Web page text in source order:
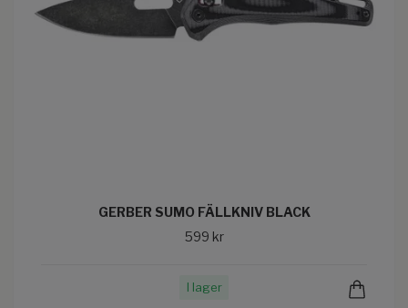
GERBER SUMO FÄLLKNIV BLACK
599 kr
I lager